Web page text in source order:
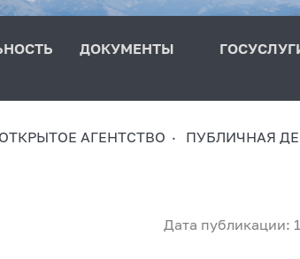
ДОКУМЕНТЫ
ОТКРЫТОЕ АГЕНТСТВО ПУБЛИЧНАЯ
Дата публикации: